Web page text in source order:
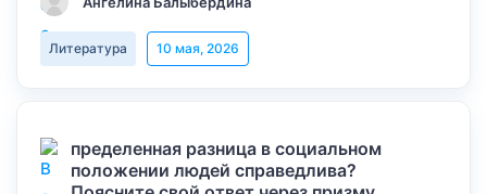
Литература 10 мая, 2026
пределенная разница в социальном
положении людей справедлива?